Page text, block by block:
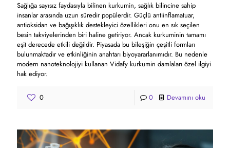
Sağlığa sayısız faydasıyla bilinen kurkumin, sağlık bilincine sahip
insanlar arasında uzun süredir popülerdir. Güçlü antiinflamatuar,
antioksidan ve bağışıklık destekleyici özellikleri onu en sık seçilen
besin takviyelerinden biri haline getiriyor. Ancak kurkuminin tamamı
eşit derecede etkili değildir. Piyasada bu bileşiğin çeşitli formları
bulunmaktadır ve etkinliğinin anahtarı biyoyararlanımıdır. Bu nedenle
modern nanoteknolojiyi kullanan Vidafy kurkumin damlaları özel ilgiyi
hak ediyor.
0 0 Devamını oku